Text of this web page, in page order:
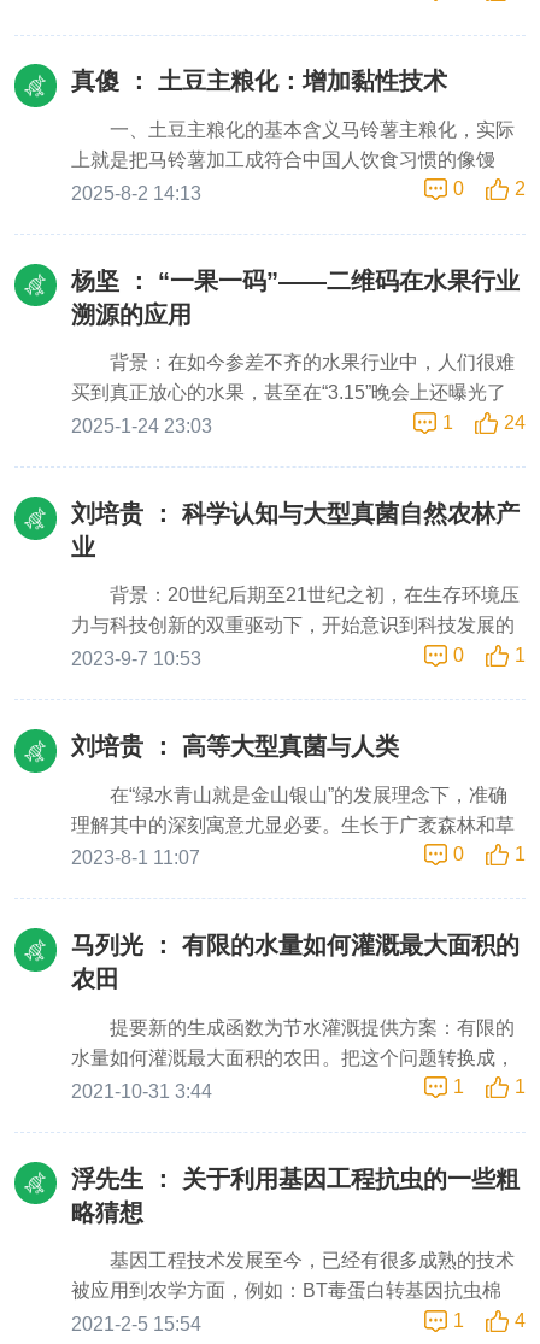
器”。盐囊泡的独特功能包括：1. 区域化储盐：冰菜通
过根系吸收的Na⁺和Cl⁻并不会在叶肉细胞中积累，而
化”。研究表明，在100%海水处理下，盐囊泡可吸附
植株总Na⁺的31.06%、总Cl⁻的35.53%。2. 代谢适
应：盐胁迫下，冰菜
排，采用专用管道将粪污收集至田间粪池腐熟后就地
固定作用降低作物对镉的吸收；同时严控不合格化肥
进入农田、严控受污染水源灌溉，构建全链条生态治
理体系。该方案贴合农村实际、投入低、可持续性
强，可为我国农田重金属治理提供实用技术路径。 关
(尤其是镉)在农田土壤中难以降解，易通过食物链进
入人体，对健康构成长期潜在风险。当前农田重金属
治理以土壤改良剂、钝化材料、低积累品种等为主，
但部分技术成本偏高、效果持续性不足，难以在广大
农村地区长期推广。 笔者长期扎根农业生产一线，通
过实地观察发现：灌溉水源不达标、不合格化肥带
食。二、藜麦主粮化的思路（1）“藜麦米”，就是类
（2）藜麦的增黏。通过增加黏性，使藜麦粉成为类
似“强筋、中筋、弱筋”小麦粉的筋力强度和食品加工
适应性能。用于制作各类面包、拉面等；各类馒头、
面条、面饼、水饺、包子类面食品、油炸类面食品
混合食用。例如，将藜麦粉添加到强筋小麦粉里，藜
麦等制作八宝粥。……三、藜麦主粮化成品的调味
（1）成品后外加“调味品 condiment”。例如，对藜麦
面条（打卤面）的“卤汁”调味。（2）藜麦制粉的直接
调味。从其它食品（蔬菜、小麦等）提取合适的香味
品。像午餐肉等各类罐头食品一样，直接调味[7-11]。
……参考文献：[1] 2025-07-18，藜麦/quinoa/庄丽
芳，中国大百科全书，第三版网络版
[DB/OL]https://www.zgbk.com/ecph/words?
SiteID=1&ID=463882&Type=bkzyb&SubID=2
真傻 ：土豆主粮化：增加黏性技术
一、土豆主粮化的基本含义马铃薯主粮化，实际
上就是把马铃薯加工成符合中国人饮食习惯的像馒
头、面条、米饭一样的主食。除了已经投产的“土豆
《中国大百科全书》词条“小麦粉/wheat flour”，对土
豆粉增加黏性，使其具有类似各种小麦粉的筋力强
土豆粉，除了指土豆淀粉之外，还可以是直接用土豆
制成的食用粉，如“全土豆粉”。三、增加黏性技术以
前有榆皮面、黏杆面等，对红薯粉、稷米面、荞麦粉
等。直接和醇溶蛋白、支链淀粉等混合。其它各种增
黏技术。进一步，和其它营养物质混合，形成更加优
质的土豆主粮化产品。参考文献：[1] 李慧. 土豆主粮
化还须闯过哪几关[N]. 光明日报, 2018-06-08 10版
06/08/content_29184961.htm农业专家指出，马铃薯
主粮化，实际上就是把马铃薯加工成符合中国人饮食
习惯的像馒头、面条、米饭一样的主食。未来马铃薯
将成稻米、小麦、玉米外又一主粮，[2] 央视网，
2025-03-25，全球首条产线下来的“土豆米”，想不想
尝尝？https://news.cctv.com/2025/0
2025-8-2 14:13 0 2
杨坚 ： “一果一码”——二维码在水果行业
溯源的应用
背景：在如今参差不齐的水果行业中，人们很难
买到真正放心的水果，甚至在“3.15”晚会上还曝光了
部分不良商家利用隔夜、快要坏掉的水果制作果切，
能有效的避免以上问题。一果一码，即每个水果都拥
有一个独一无二的身份识别码。顾客只需要通过微信
地、施肥用药记录、采摘日期、物流路径等全链条信
息。这种透明化的信息展示方式，让消费者能够直观
了解水果的生长环境和安全标准，有效消除对食品安
从采摘、加工、流通到消费的各个环节的信息进行全
面、透明的公开。这样，消费者和相关质检单位可以
随时查阅这些信息，从而增强信任度和监管力度。对
于水果企业而言，建立完善的溯源体系不仅能够展现
度，从而树立正面形象，还能在激烈的市场竞争中脱
颖而出，开创更加辉煌的未来。然而，目前不少水果
生产企业和果农对水果溯源的认知尚停留在表面，仅
仅展示了水果的产地，而未能充分利用一果一码溯源
系统。这导致消费者和质检部门无法便捷地查阅水果
从采摘、加工、流通到消费的全链条信息，进而影响
了信任度的提升和监管力度的加强。因此，推广和应
2025-1-24 23:03 1 24
刘培贵 ：科学认知与大型真菌自然农林产
业
背景：20世纪后期至21世纪之初，在生存环境压
力与科技创新的双重驱动下，开始意识到科技发展的
阶段性与人类期许的需求不可能同步，知识储备及其
欲地改造和征服（驯服）自然及其生物多样性，悟出
略思想。随着科学认知和技术的系统化以及不断创新
和完善，在漫长历史中，人类也尝试到了遵守自然特
性及其法则，遵循发生发育规律，按照生态系统各生
态因子协调平衡持续发展的甜头，感悟到生态文明之
自然界的组成部分，与环境中诸生命体及非生命的生
态因子和谐共存，最终回归自然。这样的回归是建立
在科学高度一致的综合认知，以及技术方法上兼顾各
生态因子和谐共同生存、合舟共济的原则，实现良性
循环，协调发展基础之上的，以生态文明、生态道德
以生，各得其养以昌”。人类文明与食菌文化：文明是
人类历史积累下来的有利于认识和适应客观世界、顺
应自然发生规律，发展符合人类精神和物质追求、能
被绝大多数人认可和接受的人文精神及其发明创造的
总和。文化是智慧群族的一切群族社会现象与群族内
在精神的既有传承，又有创造和发展的总和，它涵盖
智慧群族从过去到未来的历史，是群族基于自然的基
2023-9-7 10:53 0 1
刘培贵 ：高等大型真菌与人类
在“绿水青山就是金山银山”的发展理念下，准确
理解其中的深刻寓意尤显必要。生长于广袤森林和草
原的高等大型真菌，就是蕴藏在青山绿水中，而长期
特的生存机制和代谢产物，分布广、再生能力强等典
型特征。真菌按繁殖方式不同及分类系统，可分为担
的担子菌类和子囊菌类合称为高等真菌，其中裸眼可
见的通常称为高等大型真菌。我国森林面积合计90.12
亿亩，占国土面积的62.56%；是主产野生大型真菌的
占0.4%。全球真菌种类估算达380万种，其中有14万
种是高等大型真菌，只有1.4万种是已知的。据中国菌
物名录数据库记载，截止2018年12月30日，我国真菌
约有27 900种（包括变种和变型），隶属于15门56纲
192目585科3534属。已出版的60卷《中国真菌志》
记载了8000多个种及种下分类单元，绝大多数种具有
2023-8-1 11:07 0 1
马列光 ：有限的水量如何灌溉最大面积的
农田
提要新的生成函数为节水灌溉提供方案：有限的
水量如何灌溉最大面积的农田。把这个问题转换成，
铺设一个水管网，有限水量在管网中的流过面积越
灌及管道输水灌溉等先进节水灌溉技术覆盖率不足
10%。(1)如何提高节水灌溉效率，扩大农田灌溉面
水管网上如何分布使可灌溉的面积最大。一 水管网农
田管网一般采用树状管网，并以单个给水栓进行布
置，水管网有n个小孔，一定水量从给水栓注入管
2021-10-31 3:44 1 1
浮先生 ： 关于利用基因工程抗虫的一些粗
略猜想
基因工程技术发展至今，已经有很多成熟的技术
被应用到农学方面，例如：BT毒蛋白转基因抗虫棉
等。目前很多抗虫技术都是基于杀死害虫或是抑制害
2021-2-5 15:54 1 4